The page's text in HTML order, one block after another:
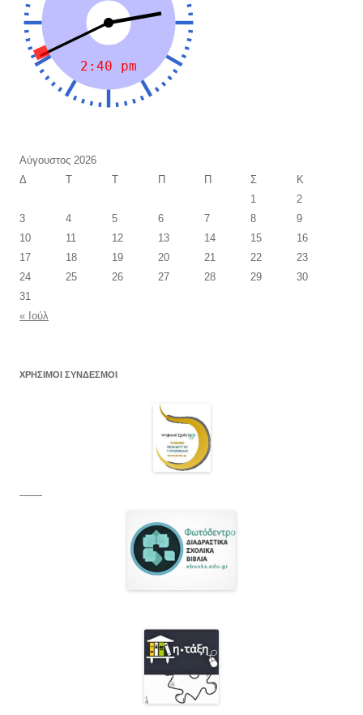
Αύγουστος 2026
Δ
Τ Τ Π Π Σ
Κ
1
2
3
4 5 6 7 8
9
10
11 12 13 14 15
16
17
18 19 20 21 22
23
24
25 26 27 28 29
30
31
« Ιούλ
ΧΡΗΣΙΜΟΙ ΣΥΝΔΕΣΜΟΙ